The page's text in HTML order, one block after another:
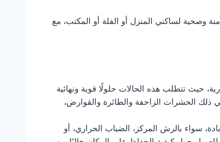
وصحية لساكني المنزل أو الفلة أو المكتب، مع
حيث تتطلب هذه الحالات حلولًا قوية ونهائية
ذلك الحشرات الزاحفة والطائرة والقوارض،
سواء بالرش المركز، الضباب الحراري، أو